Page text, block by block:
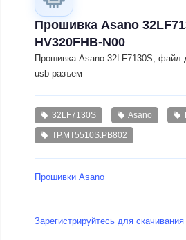
Прошивка Asano
HV320FHB-N00
Прошивка Asano 32LF7130S, файл
usb разъем
32LF7130S Asano
TP.MT5510S.PB802
Прошивки Asano
Зарегистрируйтесь для скачивания